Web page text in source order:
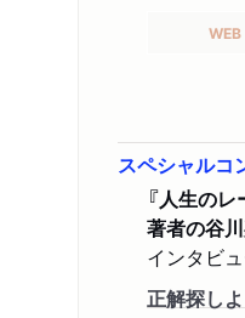
WEB
WEB
スペシャルコ
『人生の
著者の谷
インタビ
正解探し